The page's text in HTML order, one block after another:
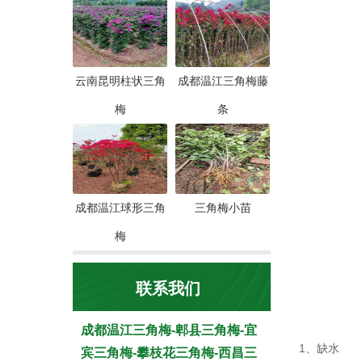
云南昆明柱状三角
梅
成都温江三角梅藤
条
成都温江球形三角
梅
三角梅小苗
联系我们
成都温江三角梅-郫县三角梅-宜
宾三角梅-攀枝花三角梅-西昌三
1、缺水